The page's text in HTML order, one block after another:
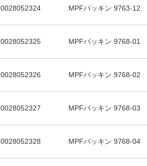
0028052324 MPFパッキン 9763-12
0028052325 MPFパッキン 9768-01
0028052326 MPFパッキン 9768-02
0028052327 MPFパッキン 9768-03
0028052328 MPFパッキン 9768-04